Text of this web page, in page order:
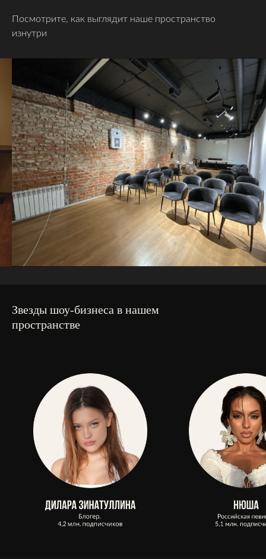
Посмотрите, как выглядит наше пространство
изнутри
Звезды шоу-бизнеса в нашем
пространстве